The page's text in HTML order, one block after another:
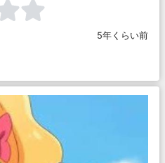
5年くらい前